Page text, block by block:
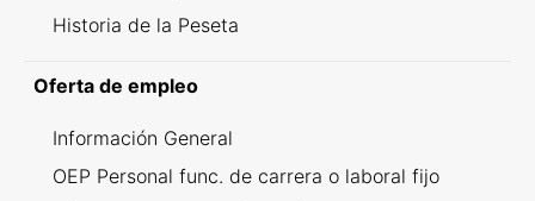
Historia de la Peseta
Oferta de empleo
Información General
OEP Personal func. de carrera o laboral fijo